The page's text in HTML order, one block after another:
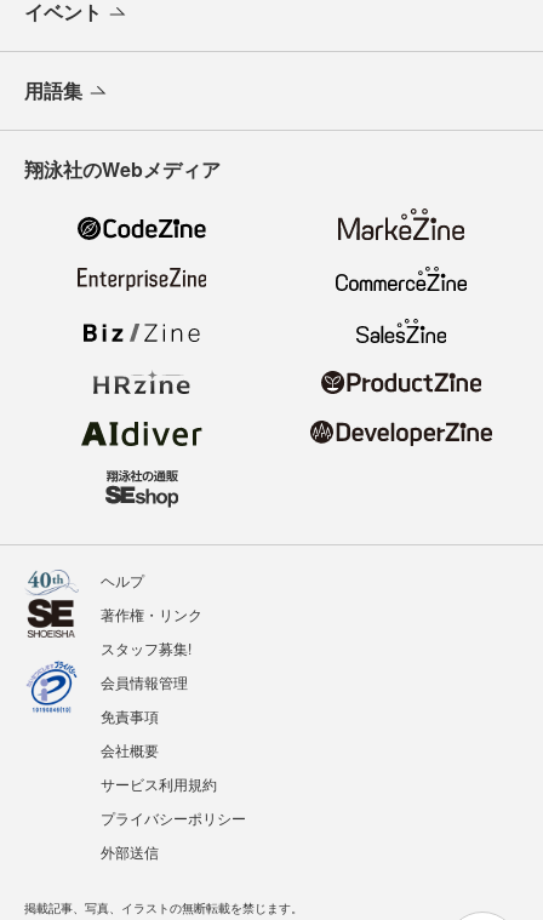
イベント
用語集
翔泳社のWebメディア
ヘルプ
著作権・リンク
スタッフ募集!
会員情報管理
免責事項
会社概要
サービス利用規約
プライバシーポリシー
外部送信
掲載記事、写真、イラストの無断転載を禁じます。